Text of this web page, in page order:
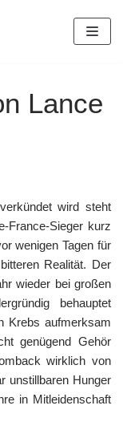
Lance
wird steht
France-Sieger kurz
wenigen Tagen für
Realität. Der
wieder bei großen
behauptet
Krebs aufmerksam
genügend Gehör
wirklich von
unstillbaren Hunger
in Mitleidenschaft